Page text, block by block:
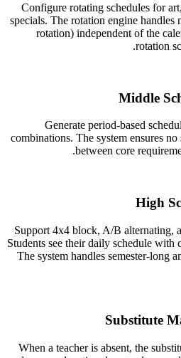
Configure rotating schedules for
specials. The rotation engine
rotation) independent of the
rotation
Middle
Generate period-based
combinations. The system ensures
between core
High
Support 4x4 block, A/B alternating,
Students see their daily schedule
The system handles semester-long
Substitute
When a teacher is absent, the